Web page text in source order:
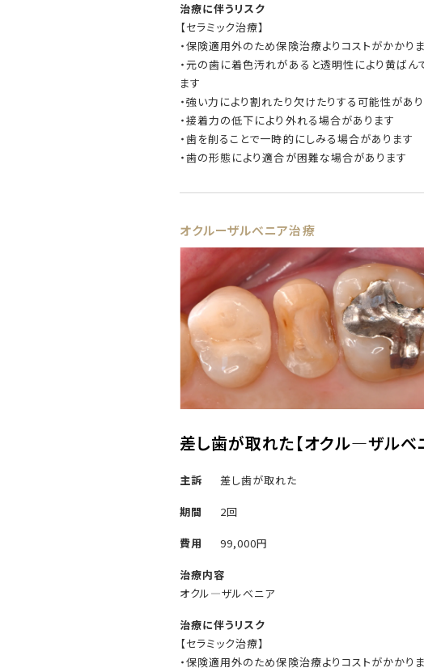
治療に伴うリスク
【セラミック治療】
・保険適用外のため保険治療よりコストがかかり
・元の歯に着色汚れがあると透明性により黄ばん
ます
・強い力により割れたり欠けたりする可能性があ
・接着力の低下により外れる場合があります
・歯を削ることで一時的にしみる場合があります
・歯の形態により適合が困難な場合があります
オクルーザルべニア治療
差し歯が取れた【オクル―ザルべ
主訴 差し歯が取れた
期間 2回
費用 99,000円
治療内容
オクル―ザルべニア
治療に伴うリスク
【セラミック治療】
・保険適用外のため保険治療よりコストがかかり